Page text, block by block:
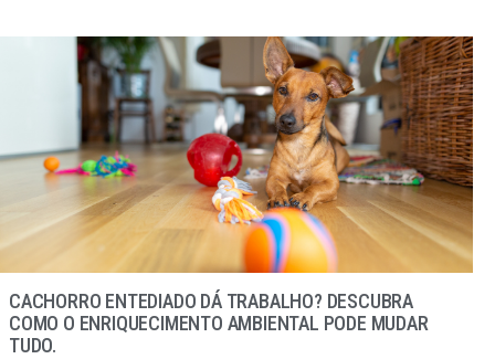
CACHORRO ENTEDIADO DÁ TRABALHO? DESCUBRA
COMO O ENRIQUECIMENTO AMBIENTAL PODE MUDAR
TUDO.